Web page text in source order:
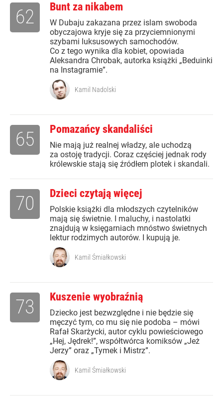
Bunt za nikabem
W Dubaju zakazana przez islam swoboda
obyczajowa kryje się za przyciemnionymi
szybami luksusowych samochodów.
Co z tego wynika dla kobiet, opowiada
Aleksandra Chrobak, autorka książki „Beduinki
na Instagramie”.
62
Kamil Nadolski
Pomazańcy skandaliści
Nie mają już realnej władzy, ale uchodzą
za ostoję tradycji. Coraz częściej jednak rody
królewskie stają się źródłem plotek i skandali.
65
Dzieci czytają więcej
Polskie książki dla młodszych czytelników
mają się świetnie. I maluchy, i nastolatki
znajdują w księgarniach mnóstwo świetnych
lektur rodzimych autorów. I kupują je.
70
Kamil Śmiałkowski
Kuszenie wyobraźnią
Dziecko jest bezwzględne i nie będzie się
męczyć tym, co mu się nie podoba – mówi
Rafał Skarżycki, autor cyklu powieściowego
„Hej, Jędrek!”, współtwórca komiksów „Jeż
Jerzy” oraz „Tymek i Mistrz”.
73
Kamil Śmiałkowski